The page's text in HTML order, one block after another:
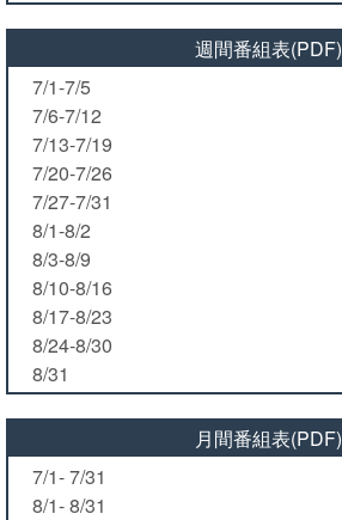
週間番組表(PDF)
7/1-7/5
7/6-7/12
7/13-7/19
7/20-7/26
7/27-7/31
8/1-8/2
8/3-8/9
8/10-8/16
8/17-8/23
8/24-8/30
8/31
月間番組表(PDF)
7/1- 7/31
8/1- 8/31